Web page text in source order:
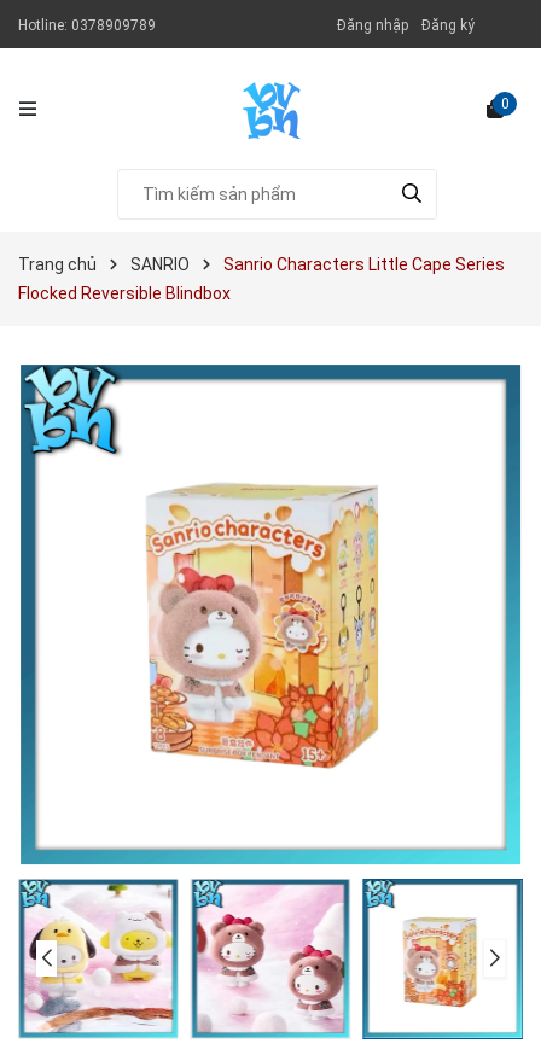
Hotline: 0378909789 Đăng nhập Đăng ký
0
Trang chủ SANRIO
Sanrio Characters Little Cape Series
Flocked Reversible Blindbox